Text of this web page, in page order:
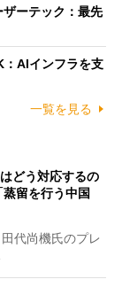
ザーテック：最先
：AIインフラを支
一覧を見る
どう対応するの
留を行う中国
代尚機氏のプレ